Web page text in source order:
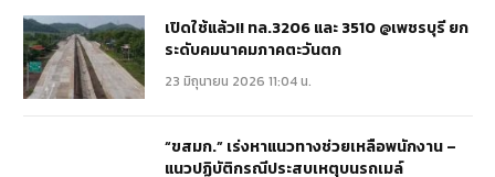
เปิดใช้แล้ว!! ทล.3206 และ 3510 @เพชรบุรี ยก
ระดับคมนาคมภาคตะวันตก
23 มิถุนายน 2026 11:04 น.
“ขสมก.” เร่งหาแนวทางช่วยเหลือพนักงาน –
แนวปฏิบัติกรณีประสบเหตุบนรถเมล์